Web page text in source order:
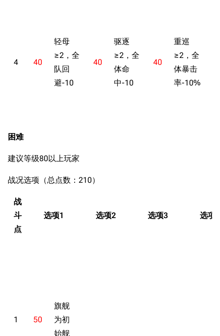
4 40
轻母
≥2，全
队回
避-10
40
驱逐
≥2，全
体命
中-10
40
重巡
≥2，全
体暴击
率-10%
困难
建议等级80以上玩家
战况选项（总点数：210）
战
斗
点
选项1 选项2 选项3 选项4
1 50
旗舰
为初
始舰